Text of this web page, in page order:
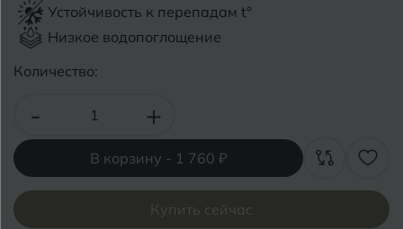
Устойчивость к перепадам t°
Низкое водопоглощение
Количество:
- +
В корзину - 1 760 ₽
Купить сейчас
Владимир
Смоленск
Сосновый Бор
Сочи